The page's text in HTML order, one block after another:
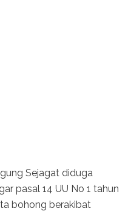
Sejagat diduga
pasal 14 UU No 1 tahun
bohong berakibat